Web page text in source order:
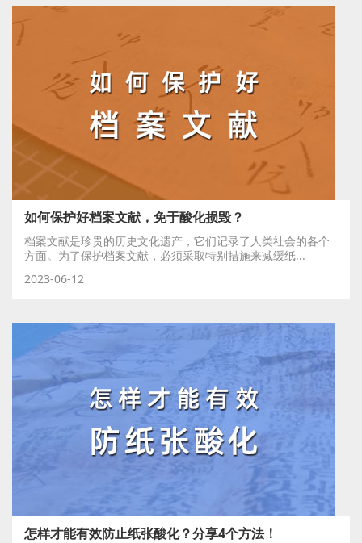
如何保护好档案文献，免于酸化损毁？
档案文献是珍贵的历史文化遗产，它们记录了人类社会的各个
方面。为了保护档案文献，必须采取特别措施来减缓纸...
2023-06-12
怎样才能有效防止纸张酸化？分享4个方法！